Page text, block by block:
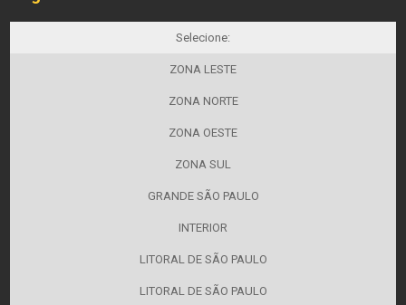
Selecione:
ZONA LESTE
ZONA NORTE
ZONA OESTE
ZONA SUL
GRANDE SÃO PAULO
INTERIOR
LITORAL DE SÃO PAULO
LITORAL DE SÃO PAULO